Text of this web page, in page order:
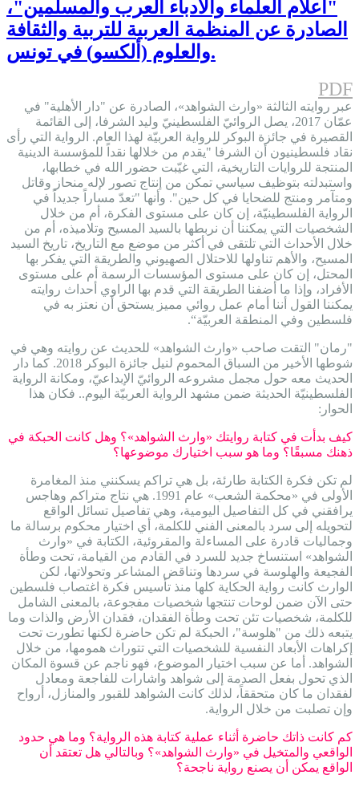
"أعلام العلماء والأدباء العرب والمسلمين"،
الصادرة عن المنظمة العربية للتربية والثقافة
والعلوم (ألكسو) في تونس.
PDF
عبر روايته الثالثة «وارث الشواهد»، الصادرة عن "دار الأهلية" في
عمّان 2017، يصل الروائيّ الفلسطينيّ وليد الشرفا، إلى القائمة
القصيرة في جائزة البوكر للرواية العربيّة لهذا العام. الرواية التي رأى
نقاد فلسطينيون أن الشرفا "يقدم من خلالها نقداً للمؤسسة الدينية
المنتجة للروايات التاريخية، التي غيّبت حضور الله في خطابها،
واستبدلته بتوظيف سياسي تمكن من إنتاج تصور لإله منحاز وقاتل
ومتآمر ومنتج للضحايا في كل حين". وأنها "تعدّ مساراً جديداً في
الرواية الفلسطينيّة، إن كان على مستوى الفكرة، أم من خلال
الشخصيات التي يمكننا أن نربطها بالسيد المسيح وتلاميذه، أم من
خلال الأحداث التي تلتقى في أكثر من موضع مع التاريخ، تاريخ السيد
المسيح، والأهم تناولها للاحتلال الصهيوني والطريقة التي يفكر بها
المحتل، إن كان على مستوى المؤسسات الرسمة أم على مستوى
الأفراد، وإذا ما أضفنا الطريقة التي قدم بها الراوي أحداث روايته
يمكننا القول أننا أمام عمل روائي مميز يستحق أن نعتز به في
فلسطين وفي المنطقة العربيّة“.
"رمان" التقت صاحب «وارث الشواهد» للحديث عن روايته وهي في
شوطها الأخير من السباق المحموم لنيل جائزة البوكر 2018. كما دار
الحديث معه حول مجمل مشروعه الروائيّ الإبداعيّ، ومكانة الرواية
الفلسطينيّة الحديثة ضمن مشهد الرواية العربيّة اليوم.. فكان هذا
الحوار:
كيف بدأت في كتابة روايتك «وارث الشواهد»؟ وهل كانت الحبكة في
ذهنك مسبقًا؟ وما هو سبب اختيارك موضوعها؟
لم تكن فكرة الكتابة طارئة، بل هي تراكم يسكنني منذ المغامرة
الأولى في «محكمة الشعب» عام 1991. هي نتاج متراكم وهاجس
يرافقني في كل التفاصيل اليومية، وهي تفاصيل تسائل الواقع
لتحويله إلى سرد بالمعنى الفني للكلمة، أي اختيار محكوم برسالة ما
وجماليات قادرة على المساءلة والمقروئية، الكتابة في «وارث
الشواهد» استنساخ جديد للسرد في القادم من القيامة، تحت وطأة
الفجيعة والهلوسة في سردها وتناقض المشاعر وتحولاتها، لكن
الوارث كانت رواية الحكاية كلها منذ تأسيس فكرة اغتصاب فلسطين
حتى الآن ضمن لوحات تنتجها شخصيات مفجوعة، بالمعنى الشامل
للكلمة، شخصيات تئن تحت وطأة الفقدان، فقدان الأرض والذات وما
يتبعه ذلك من "هلوسة"، الحبكة لم تكن حاضرة لكنها تطورت تحت
إكراهات الأبعاد النفسية للشخصيات التي تتوراث همومها، من خلال
الشواهد. أما عن سبب اختيار الموضوع، فهو ناجم عن قسوة المكان
الذي تحول بفعل الصدمة إلى شواهد واشارات للفاجعة ومعادل
لفقدان ما كان متحققاً، لذلك كانت الشواهد للقبور والمنازل، أرواح
وإن تصلبت من خلال الرواية.
كم كانت ذاتك حاضرة أثناء عملية كتابة هذه الرواية؟ وما هي حدود
الواقعي والمتخيل في «وارث الشواهد»؟ وبالتالي هل تعتقد أن
الواقع يمكن أن يصنع رواية ناجحة؟